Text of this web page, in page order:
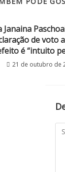
Janaina
de voto
é “intuito
21 de outubro de